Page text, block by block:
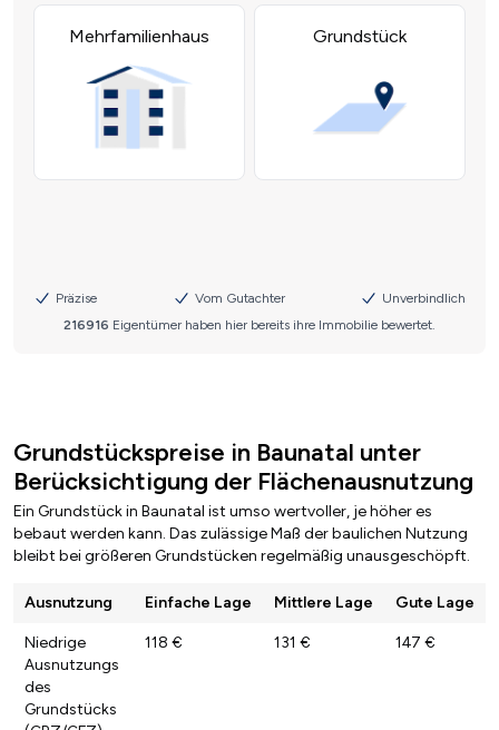
Grundstückspreise in Baunatal unter
Berücksichtigung der Flächenausnutzung
Ein Grundstück in Baunatal ist umso wertvoller, je höher es
bebaut werden kann. Das zulässige Maß der baulichen Nutzung
bleibt bei größeren Grundstücken regelmäßig unausgeschöpft.
Ausnutzung Einfache Lage Mittlere Lage Gute Lage
Niedrige
Ausnutzungs
des
Grundstücks
118 € 131 € 147 €